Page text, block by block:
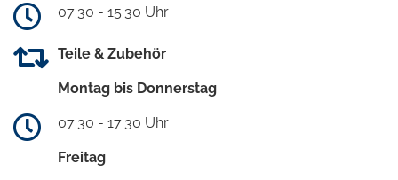
07:30 - 15:30 Uhr
Teile & Zubehör
Montag bis Donnerstag
07:30 - 17:30 Uhr
Freitag